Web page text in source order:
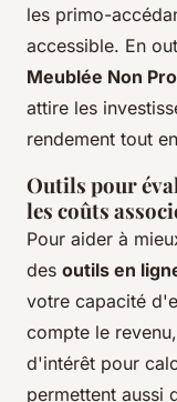
les primo-
accessible. En
Meublée Non
attire les
rendement tout
Outils pour
les coûts
Pour aider à
des outils en
votre capacité
compte le
d'intérêt pour
permettent aussi